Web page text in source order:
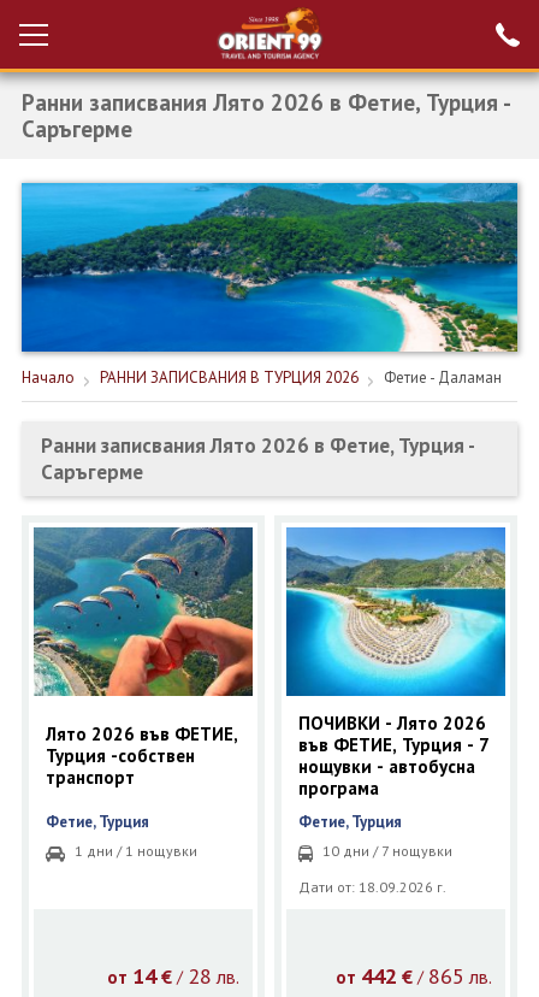
Вход за агенти
Проверка на
НОВА ГОДИНА ТУРЦИЯ
НОВА ГОДИНА
КРУИЗИ
ЕКСКУРЗИИ
ОЩЕ
ЗА НАС
КОНТАКТИ
ФИРМЕНИ ДОКУМЕНТИ
0700 144 34 Запитване
ПОСЛЕДВАЙТЕ НИ
Ранни записвания Лято 2026 в Фетие, Турция -
Саръгерме
Начало РАННИ ЗАПИСВАНИЯ В ТУРЦИЯ 2026 Фетие - Даламан
Ранни записвания Лято 2026 в Фетие, Турция -
Саръгерме
Лято 2026 във ФЕТИЕ,
Турция -собствен
транспорт
Фетие, Турция
1 дни / 1 нощувки
от 14 €/ 28 лв.
ПОЧИВКИ - Лято 2026
във ФЕТИЕ, Турция - 7
нощувки - автобусна
програма
Фетие, Турция
10 дни / 7 нощувки
Дати от: 18.09.2026 г.
от 442 € / 865 лв.